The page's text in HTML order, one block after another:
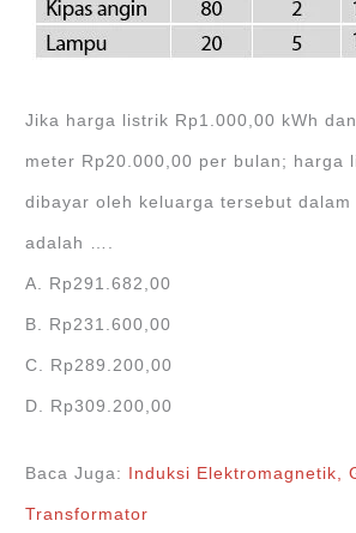
Jika harga listrik Rp1.000,00 kWh
meter Rp20.000,00 per bulan; harga
dibayar oleh keluarga tersebut
adalah ….
A. Rp291.682,00
B. Rp231.600,00
C. Rp289.200,00
D. Rp309.200,00
Baca Juga: Induksi Elektromagnetik,
Transformator